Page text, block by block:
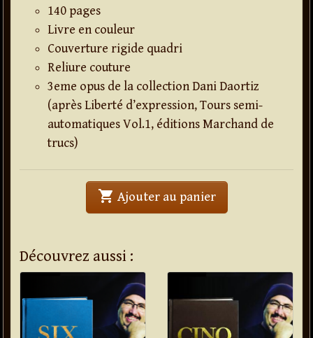
140 pages
Livre en couleur
Couverture rigide quadri
Reliure couture
3eme opus de la collection Dani Daortiz
(après Liberté d’expression, Tours semi-
automatiques Vol.1, éditions Marchand de
trucs)
shopping_cart Ajouter au panier
Découvrez aussi :